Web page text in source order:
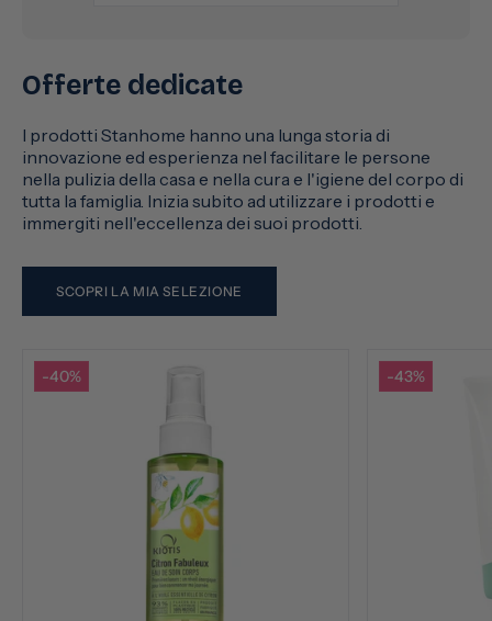
Offerte dedicate
I prodotti Stanhome hanno una lunga storia di
innovazione ed esperienza nel facilitare le persone
nella pulizia della casa e nella cura e l'igiene del corpo di
tutta la famiglia. Inizia subito ad utilizzare i prodotti e
immergiti nell'eccellenza dei suoi prodotti.
SCOPRI LA MIA SELEZIONE
-40% -43%